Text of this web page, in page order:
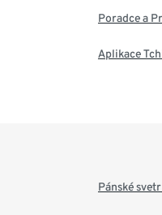
Poradce a
Aplikace
Pánské